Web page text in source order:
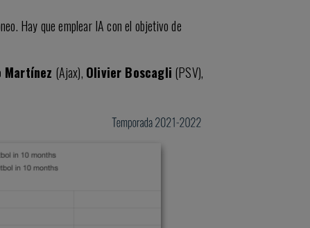
Hay que emplear IA con el objetivo de
Martínez (Ajax), Olivier Boscagli (PSV),